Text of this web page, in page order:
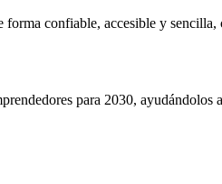
confiable, accesible y
para 2030,